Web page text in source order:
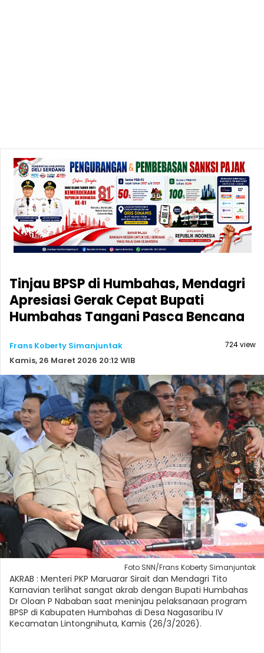
Tinjau BPSP di Humbahas, Mendagri
Apresiasi Gerak Cepat Bupati
Humbahas Tangani Pasca Bencana
Frans Koberty Simanjuntak
Kamis, 26 Maret 2026 20:12 WIB
724 view
Foto SNN/Frans Koberty Simanjuntak
AKRAB : Menteri PKP Maruarar Sirait dan Mendagri Tito
Karnavian terlihat sangat akrab dengan Bupati Humbahas
Dr Oloan P Nababan saat meninjau pelaksanaan program
BPSP di Kabupaten Humbahas di Desa Nagasaribu IV
Kecamatan Lintongnihuta, Kamis (26/3/2026).